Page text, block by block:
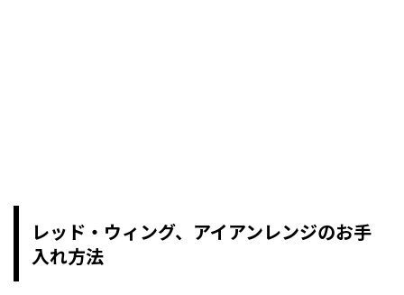
レッド・ウィング、アイアンレンジのお手
入れ方法